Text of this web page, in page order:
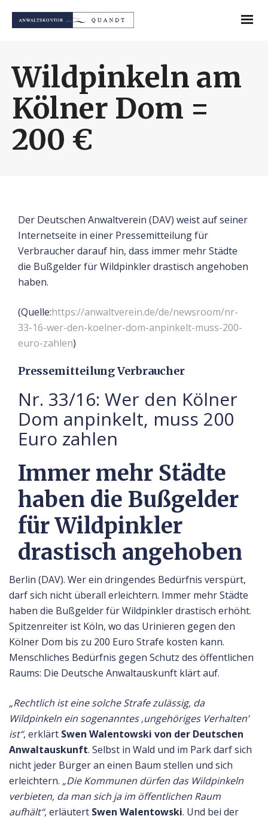
Wildpinkeln am
Kölner Dom =
200 €
Der Deutschen Anwaltverein (DAV) weist auf seiner
Internetseite in einer Pressemitteilung für
Verbraucher darauf hin, dass immer mehr Städte
die Bußgelder für Wildpinkler drastisch angehoben
haben.
(Quelle:https://anwaltverein.de/de/newsroom/nr-
33-16-wer-den-koelner-dom-anpinkelt-muss-200-
euro-zahlen)
Pressemitteilung Verbraucher
Nr. 33/16: Wer den Kölner
Dom anpinkelt, muss 200
Euro zahlen
Immer mehr Städte
haben die Bußgelder
für Wildpinkler
drastisch angehoben
Berlin (DAV). Wer ein dringendes Bedürfnis verspürt,
darf sich nicht überall erleichtern. Immer mehr Städte
haben die Bußgelder für Wildpinkler drastisch erhöht.
Spitzenreiter ist Köln, wo das Urinieren gegen den
Kölner Dom bis zu 200 Euro Strafe kosten kann.
Menschliches Bedürfnis gegen Schutz des öffentlichen
Raums: Die Deutsche Anwaltauskunft klärt auf.
„Rechtlich ist eine solche Strafe zulässig, da
Wildpinkeln ein sogenanntes ‚ungehöriges Verhalten’
ist“, erklärt Swen Walentowski von der Deutschen
Anwaltauskunft. Selbst in Wald und im Park darf sich
nicht jeder Bürger an einen Baum stellen und sich
erleichtern. „Die Kommunen dürfen das Wildpinkeln
verbieten, da man sich ja im öffentlichen Raum
aufhält“, erläutert Swen Walentowski. Und bei der